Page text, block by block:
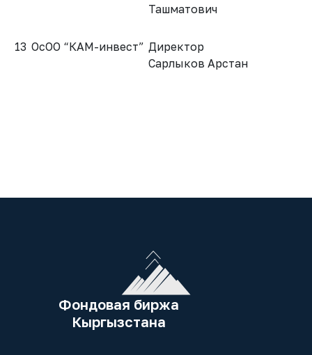
Ташматович
13 ОсОО “КАМ-инвест” Директор
Сарлыков Арстан
Фондовая биржа
Кыргызстана